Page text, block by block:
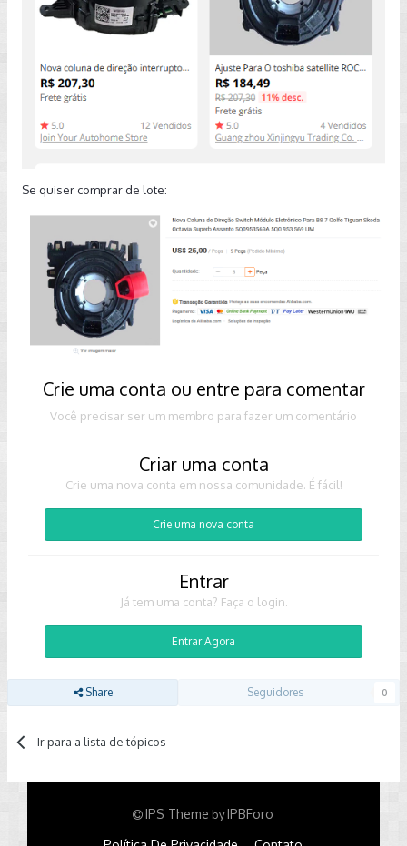
Se quiser comprar de lote:
Crie uma conta ou entre para comentar
Você precisar ser um membro para fazer um comentário
Criar uma conta
Crie uma nova conta em nossa comunidade. É fácil!
Crie uma nova conta
Entrar
Já tem uma conta? Faça o login.
Entrar Agora
Share Seguidores 0
Ir para a lista de tópicos
IPS Theme byIPBForo